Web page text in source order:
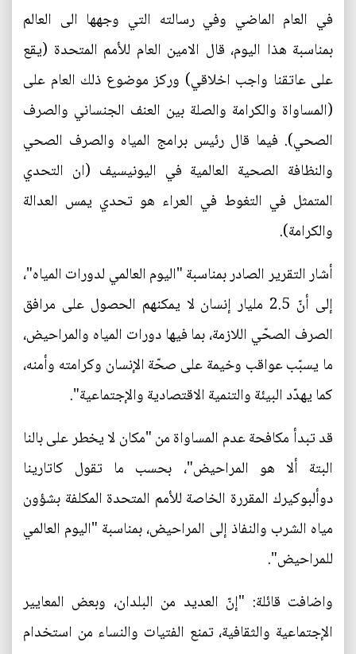
في العام الماضي وفي رسالته التي وجهها الى العالم
بمناسبة هذا اليوم، قال الامين العام للأمم المتحدة (يقع
على عاتقنا واجب اخلاقي) وركز موضوع ذلك العام على
(المساواة والكرامة والصلة بين العنف الجنساني والصرف
الصحي). فيما قال رئيس برامج المياه والصرف الصحي
والنظافة الصحية العالمية في اليونيسيف (ان التحدي
المتمثل في التغوط في العراء هو تحدي يمس العدالة
والكرامة).
أشار التقرير الصادر بمناسبة "اليوم العالمي لدورات المياه"،
إلى أنّ 2.5 مليار إنسان لا يمكنهم الحصول على مرافق
الصرف الصحّي اللازمة، بما فيها دورات المياه والمراحيض،
ما يسبّب عواقب وخيمة على صحّة الإنسان وكرامته وأمنه،
كما يهدّد البيئة والتنمية الاقتصادية والإجتماعية".
قد تبدأ مكافحة عدم المساواة من "مكان لا يخطر على بالنا
البتة ألا هو المراحيض"، بحسب ما تقول كاتارينا
دوألبوكيرك المقررة الخاصة للأمم المتحدة المكلفة بشؤون
مياه الشرب والنفاذ إلى المراحيض، بمناسبة "اليوم العالمي
للمراحيض".
واضافت قائلة: "إنّ العديد من البلدان، وبعض المعايير
الإجتماعية والثقافية، تمنع الفتيات والنساء من استخدام